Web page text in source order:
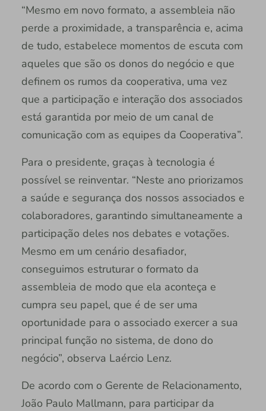
“Mesmo em novo formato, a assembleia não
perde a proximidade, a transparência e, acima
de tudo, estabelece momentos de escuta com
aqueles que são os donos do negócio e que
definem os rumos da cooperativa, uma vez
que a participação e interação dos associados
está garantida por meio de um canal de
comunicação com as equipes da Cooperativa”.
Para o presidente, graças à tecnologia é
possível se reinventar. “Neste ano priorizamos
a saúde e segurança dos nossos associados e
colaboradores, garantindo simultaneamente a
participação deles nos debates e votações.
Mesmo em um cenário desafiador,
conseguimos estruturar o formato da
assembleia de modo que ela aconteça e
cumpra seu papel, que é de ser uma
oportunidade para o associado exercer a sua
principal função no sistema, de dono do
negócio”, observa Laércio Lenz.
De acordo com o Gerente de Relacionamento,
João Paulo Mallmann, para participar da